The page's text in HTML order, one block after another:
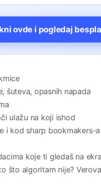
ovde i pogledaj
šuteva, opasnih napada
ulažu na koji ishod
i kod sharp bookmakers-a
koje ti gledaš na
što algoritam nije?